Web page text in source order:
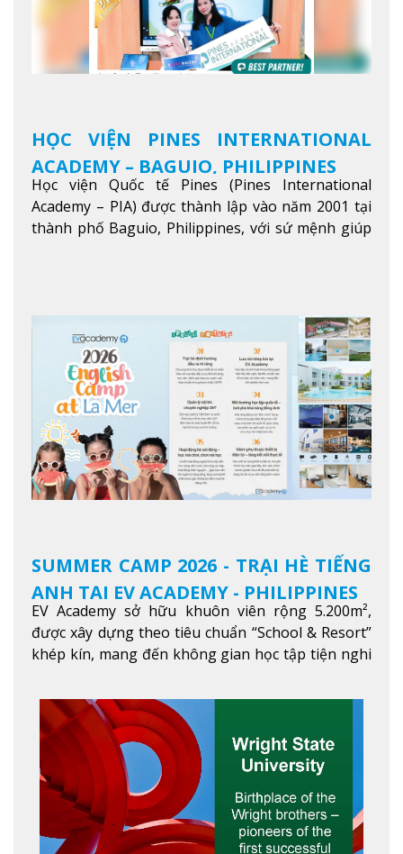
HỌC VIỆN PINES INTERNATIONAL
ACADEMY – BAGUIO, PHILIPPINES
Học viện Quốc tế Pines (Pines International
Academy – PIA) được thành lập vào năm 2001 tại
thành phố Baguio, Philippines, với sứ mệnh giúp
SUMMER CAMP 2026 - TRẠI HÈ TIẾNG
ANH TẠI EV ACADEMY - PHILIPPINES
EV Academy sở hữu khuôn viên rộng 5.200m²,
được xây dựng theo tiêu chuẩn “School & Resort”
khép kín, mang đến không gian học tập tiện nghi
ích hiện đạXem thêm